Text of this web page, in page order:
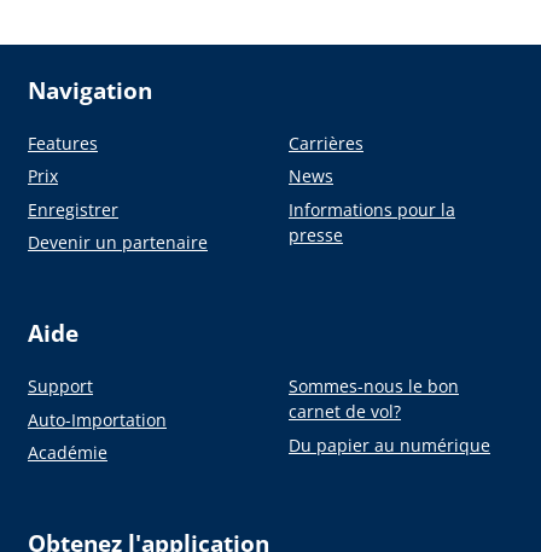
Navigation
Features
Prix
Enregistrer
Devenir un partenaire
Carrières
News
Informations pour la
presse
Aide
Support
Auto-Importation
Académie
Sommes-nous le bon
carnet de vol?
Du papier au numérique
Obtenez l'application